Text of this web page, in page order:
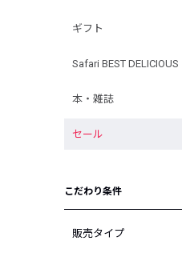
ギフト
Safari BEST DELICIOUS
本・雑誌
セール
こだわり条件
販売タイプ